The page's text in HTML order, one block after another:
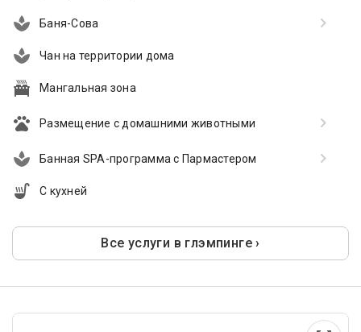
Баня-Сова
Чан на территории дома
Мангальная зона
Размещение с домашними животными
Банная SPA-программа с Пармастером
С кухней
Все услуги в глэмпинге ›